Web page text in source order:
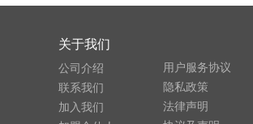
关于我们
公司介绍
联系我们
加入我们
用户服务协议
隐私政策
法律声明